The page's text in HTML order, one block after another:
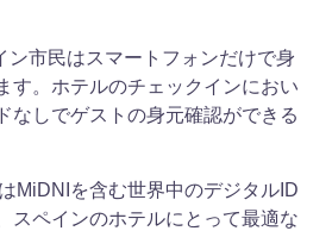
ン市民はスマートフォンだけで身
す。ホテルのチェックインにおい
なしでゲストの身元確認ができる
MiDNIを含む世界中のデジタルID
スペインのホテルにとって最適な